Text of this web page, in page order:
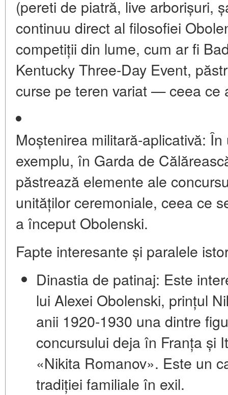
(pereti de piatră, live arborișuri,
continuu direct al filosofiei
competiții din lume, cum ar fi
Kentucky Three-Day Event,
curse pe teren variat — ceea ce
Moștenirea militară-aplicativă: În
exemplu, în Garda de
păstrează elemente ale
unităților ceremoniale, ceea ce
a început Obolenski.
Fapte interesante și paralele
Dinastia de patinaj: Este
lui Alexei Obolenski, prințul
anii 1920-1930 una dintre
concursului deja în Franța și
«Nikita Romanov». Este un
tradiției familiale în exil.